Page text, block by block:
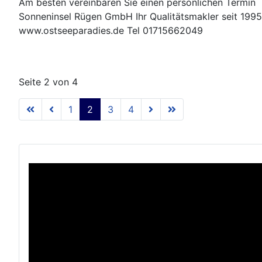
Am besten vereinbaren Sie einen persönlichen Termin
Sonneninsel Rügen GmbH Ihr Qualitätsmakler seit
www.ostseeparadies.de Tel 01715662049
Seite 2 von 4
1 2 3 4